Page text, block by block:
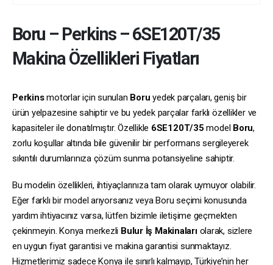
Boru – Perkins–6SE120T/35
Makina Özellikleri Fiyatları
Perkinsmotorlar için sunulan Boru yedek parçaları, geniş bir
ürün yelpazesine sahiptir ve bu yedek parçalar farklı özellikler ve
kapasiteler ile donatılmıştır. Özellikle 6SE120T/35 model Boru,
zorlu koşullar altında bile güvenilir bir performans sergileyerek
sıkıntılı durumlarınıza çözüm sunma potansiyeline sahiptir.
Bu modelin özellikleri, ihtiyaçlarınıza tam olarak uymuyor olabilir.
Eğer farklı bir model arıyorsanız veya Boru seçimi konusunda
yardım ihtiyacınız varsa, lütfen bizimle iletişime geçmekten
çekinmeyin. Konya merkezli Bulur İş Makinalarıolarak, sizlere
en uygun fiyat garantisi ve makina garantisi sunmaktayız.
Hizmetlerimiz sadece Konya ile sınırlı kalmayıp, Türkiye’nin her